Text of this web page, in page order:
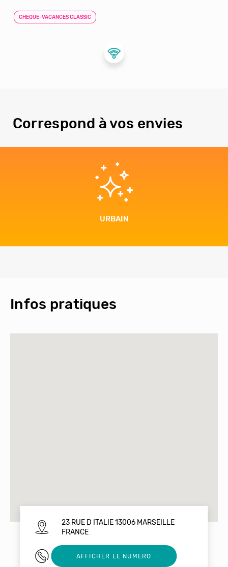
CHEQUE-VACANCES CLASSIC
Correspond à vos envies
URBAIN
Infos pratiques
23 RUE D ITALIE 13006 MARSEILLE
FRANCE
0664431400
AFFICHER LE NUMERO